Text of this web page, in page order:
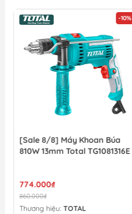
-10%
[Sale 8/8] Máy Khoan Búa
810W 13mm Total TG1081316E
774.000₫
860.000₫
Thương hiệu: TOTAL